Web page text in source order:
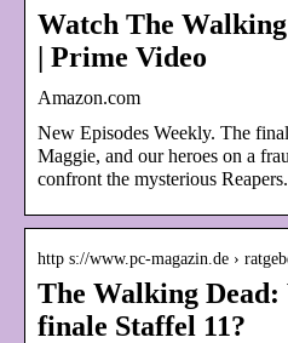
Watch The Walking
| Prime Video
Amazon.com
New Episodes Weekly. The
Maggie, and our heroes on a
confront the mysterious Reapers.
http s://www.pc-magazin.de ›
The Walking
finale Staffel 11?